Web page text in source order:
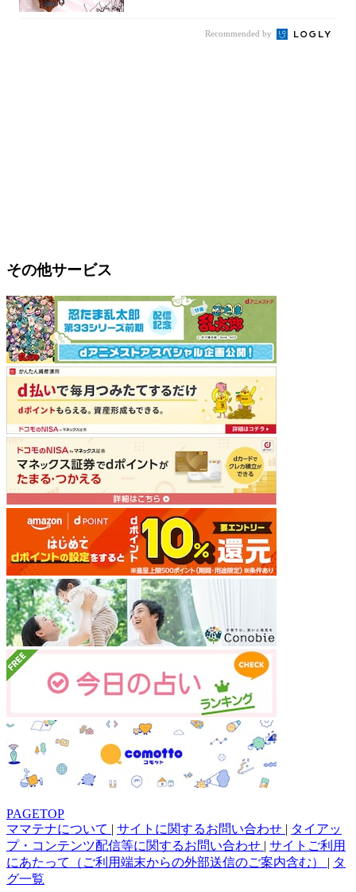
Recommended by
その他サービス
PAGETOP
ママテナについて | サイトに関するお問い合わせ | タイアッ
プ・コンテンツ配信等に関するお問い合わせ | サイトご利用
にあたって（ご利用端末からの外部送信のご案内含む） | タ
グ一覧